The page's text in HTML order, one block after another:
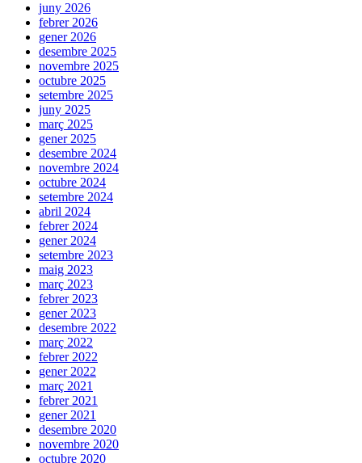
juny 2026
febrer 2026
gener 2026
desembre 2025
novembre 2025
octubre 2025
setembre 2025
juny 2025
març 2025
gener 2025
desembre 2024
novembre 2024
octubre 2024
setembre 2024
abril 2024
febrer 2024
gener 2024
setembre 2023
maig 2023
març 2023
febrer 2023
gener 2023
desembre 2022
març 2022
febrer 2022
gener 2022
març 2021
febrer 2021
gener 2021
desembre 2020
novembre 2020
octubre 2020